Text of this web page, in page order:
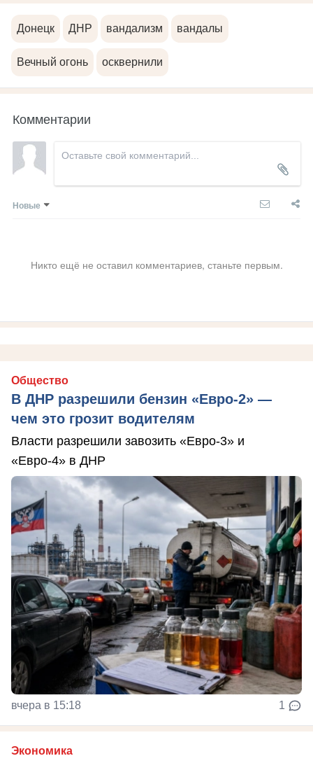
Донецк ДНР вандализм вандалы
Вечный огонь осквернили
Комментарии
Новые
Никто ещё не оставил комментариев, станьте первым.
Общество
В ДНР разрешили бензин «Евро-2» —
чем это грозит водителям
Власти разрешили завозить «Евро-3» и
«Евро-4» в ДНР
вчера в 15:18 1
Экономика